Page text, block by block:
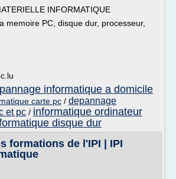
INFORMATIQUE
memoire PC, disque dur, processeur,
informatique a domicile
carte pc / depannage
et pc / informatique ordinateur
disque dur
formations de l'IPI | IPI